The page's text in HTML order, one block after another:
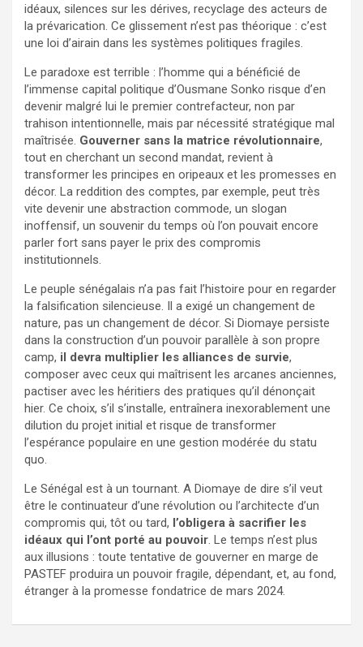
idéaux, silences sur les dérives, recyclage des acteurs de
la prévarication. Ce glissement n’est pas théorique : c’est
une loi d’airain dans les systèmes politiques fragiles.
Le paradoxe est terrible : l’homme qui a bénéficié de
l’immense capital politique d’Ousmane Sonko risque d’en
devenir malgré lui le premier contrefacteur, non par
trahison intentionnelle, mais par nécessité stratégique mal
maîtrisée. Gouverner sans la matrice révolutionnaire,
tout en cherchant un second mandat, revient à
transformer les principes en oripeaux et les promesses en
décor. La reddition des comptes, par exemple, peut très
vite devenir une abstraction commode, un slogan
inoffensif, un souvenir du temps où l’on pouvait encore
parler fort sans payer le prix des compromis
institutionnels.
Le peuple sénégalais n’a pas fait l’histoire pour en regarder
la falsification silencieuse. Il a exigé un changement de
nature, pas un changement de décor. Si Diomaye persiste
dans la construction d’un pouvoir parallèle à son propre
camp, il devra multiplier les alliances de survie,
composer avec ceux qui maîtrisent les arcanes anciennes,
pactiser avec les héritiers des pratiques qu’il dénonçait
hier. Ce choix, s’il s’installe, entraînera inexorablement une
dilution du projet initial et risque de transformer
l’espérance populaire en une gestion modérée du statu
quo.
Le Sénégal est à un tournant. A Diomaye de dire s’il veut
être le continuateur d’une révolution ou l’architecte d’un
compromis qui, tôt ou tard, l’obligera à sacrifier les
idéaux qui l’ont porté au pouvoir . Le temps n’est plus
aux illusions : toute tentative de gouverner en marge de
PASTEF produira un pouvoir fragile, dépendant, et, au fond,
étranger à la promesse fondatrice de mars 2024.